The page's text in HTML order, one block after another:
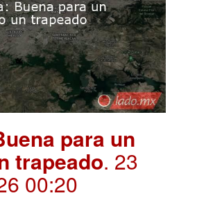
para un
trapeado. 23
00:20